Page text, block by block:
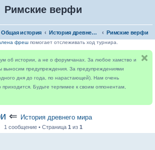
Римские верфи
Общая история История древнего мира Римские верфи
фреш помогает отслеживать ход турнира.
об истории, а не о форумчанах. За любое хамство и
выносим предупреждения. За предупреждениями
дня до года, по нарастающей). Нам очень
Будьте терпимее к своим оппонентам,
⇐ История древнего мира
1 сообщение • Страница 1 из 1